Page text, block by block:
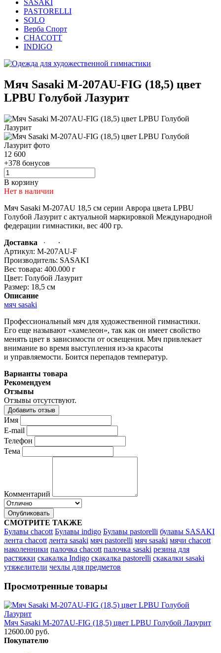
SASAKI
PASTORELLI
SOLO
Верба Спорт
CHACOTT
INDIGO
Мяч Sasaki M-207AU-FIG (18,5) цвет
LPBU Голубой Лазурит
12 600
+378 бонусов
В корзину
Нет в наличии
Мяч Sasaki M-207AU 18,5 см серии Аврора цвета LPBU
Голубой Лазурит с актуальной маркировкой Международной
федерации гимнастики, вес 400 гр.
Доставка
Артикул: M-207AU-F
Производитель: SASAKI
Вес товара: 400.000 г
Цвет: Голубой Лазурит
Размер: 18,5 см
Описание
мяч sasaki
Профессиональный мяч для художественной гимнастики.
Его еще называют «хамелеон», так как он имеет свойство
менять цвет в зависимости от освещения. Мяч привлекает
внимание во время выступления из-за красоты
и управляемости. Боится перепадов температур.
Варианты товара
Рекомендуем
Отзывы
Отзывы отсутствуют.
Добавить отзыв
Имя
E-mail
Телефон
Тема
Комментарий
Опубликовать
СМОТРИТЕ ТАКЖЕ
Булавы chacott Булавы indigo Булавы pastorelli булавы SASAKI
лента chacott лента sasaki мяч pastorelli мяч sasaki мячи chacott
наколенники палочка chacott палочка sasaki резина для
растяжки скакалка Indigo скакалка pastorelli скакалки sasaki
утяжелители чехлы для предметов
Просмотренные товары
Мяч Sasaki M-207AU-FIG (18,5) цвет LPBU Голубой Лазурит
12600.00 руб.
Покупателю